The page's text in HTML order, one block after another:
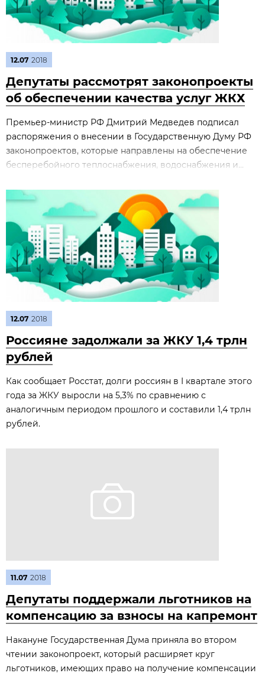
12.07 2018
Депутаты рассмотрят законопроекты
об обеспечении качества услуг ЖКХ
Премьер-министр РФ Дмитрий Медведев подписал
распоряжения о внесении в Государственную Думу РФ
законопроектов, которые направлены на обеспечение
бесперебойного теплоснабжения, водоснабжения и...
12.07 2018
Россияне задолжали за ЖКУ 1,4 трлн
рублей
Как сообщает Росстат, долги россиян в I квартале этого
года за ЖКУ выросли на 5,3% по сравнению с
аналогичным периодом прошлого и составили 1,4 трлн
рублей.
11.07 2018
Депутаты поддержали льготников на
компенсацию за взносы на капремонт
Накануне Государственная Дума приняла во втором
чтении законопроект, который расширяет круг
льготников, имеющих право на получение компенсации